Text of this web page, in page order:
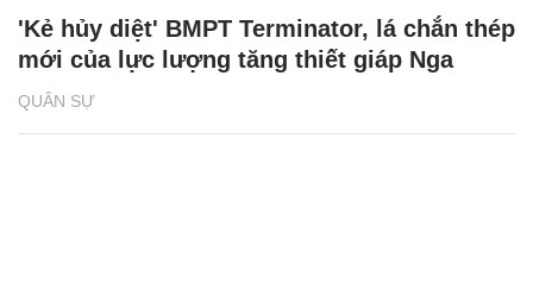
QUÂN SỰ
'Kẻ hủy diệt' BMPT Terminator, lá chắn thép
mới của lực lượng tăng thiết giáp Nga